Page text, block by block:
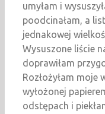
umyłam i
poodcinałam, a
jednakowej
Wysuszone liście
doprawiłam
Rozłożyłam moje
wyłożonej
odstępach i